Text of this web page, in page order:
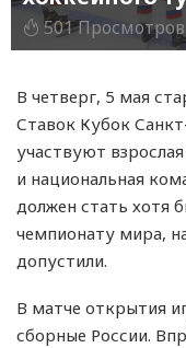
501 Просмотров
В четверг, 5 мая
Ставок Кубок
участвуют
и национальная
должен стать хотя
чемпионату мира,
допустили.
В матче открытия
сборные России.